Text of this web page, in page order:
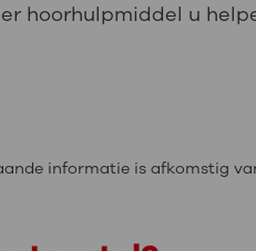
hoorhulpmiddel u
informatie is afkomstig